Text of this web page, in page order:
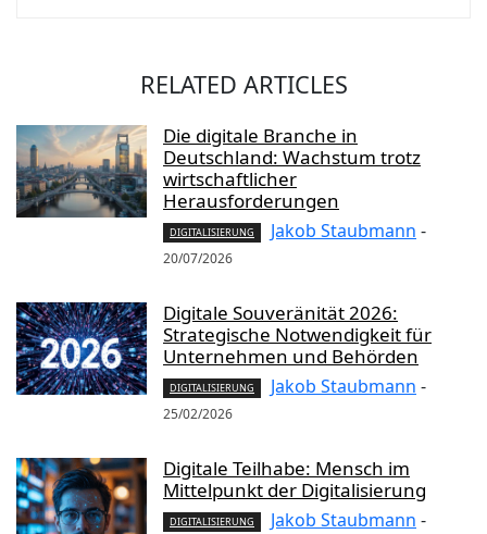
RELATED ARTICLES
Die digitale Branche in
Deutschland: Wachstum trotz
wirtschaftlicher
Herausforderungen
DIGITALISIERUNG Jakob Staubmann -
20/07/2026
Digitale Souveränität 2026:
Strategische Notwendigkeit für
Unternehmen und Behörden
DIGITALISIERUNG Jakob Staubmann -
25/02/2026
Digitale Teilhabe: Mensch im
Mittelpunkt der Digitalisierung
DIGITALISIERUNG Jakob Staubmann -